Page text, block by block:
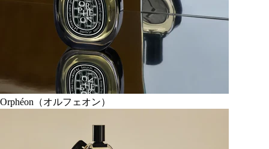
Orphéon（オルフェオン）